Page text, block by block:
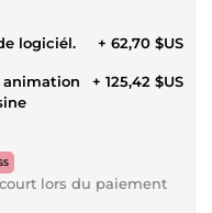
logiciél. + 62,70 $US
animation
+ 125,42 $US
lors du paiement